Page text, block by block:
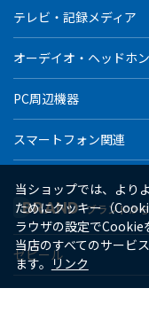
テレビ・記録メディア
オーデイオ・ヘッドホン
PC周辺機器
スマートフォン関連
BRAND ブランドか
ゼピール
当ショップでは、より
ためにクッキー（
ラウザの設定でCookie
当店のすべてのサービ
ます。 リンク